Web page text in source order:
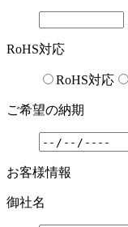
RoHS対応
RoHS対応
ご希望の納期
お客様情報
御社名